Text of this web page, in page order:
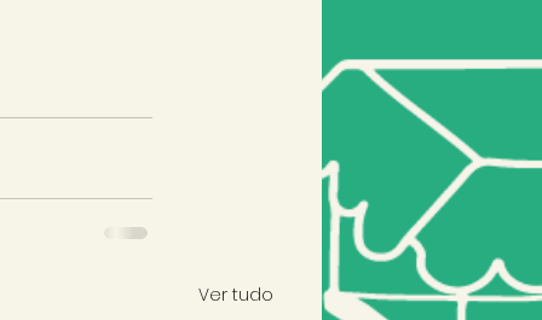
Ver tudo